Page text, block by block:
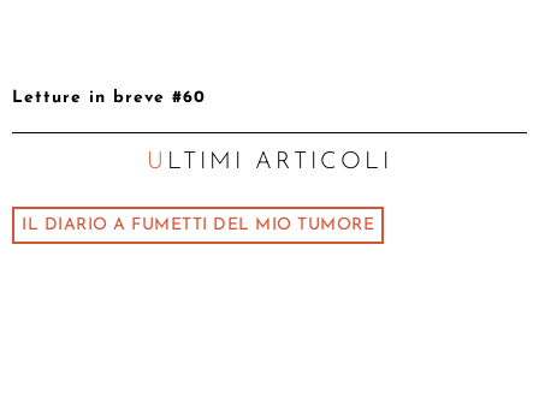
Letture in breve #60
ULTIMI ARTICOLI
IL DIARIO A FUMETTI DEL MIO TUMORE